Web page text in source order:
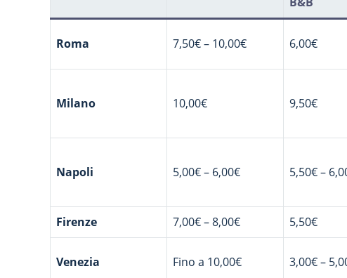
Roma 7,50€ – 10,00€ 6,00€
Milano 10,00€ 9,50€
Napoli 5,00€ – 6,00€ 5,50€ –
Firenze
7,00€ – 8,00€ 5,50€
Venezia Fino a 10,00€ 3,00€ –